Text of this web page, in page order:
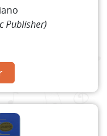
Publisher)